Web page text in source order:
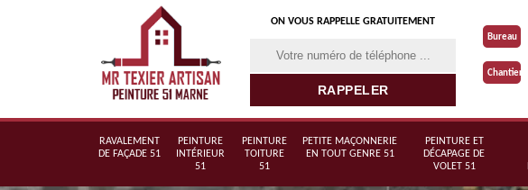
ON VOUS RAPPELLE GRATUITEMENT
Bureau
Chantier
RAVALEMENT
DE FAÇADE 51
PEINTURE
INTÉRIEUR
51
PEINTURE
TOITURE
51
PETITE MAÇONNERIE
EN TOUT GENRE 51
PEINTURE ET
DÉCAPAGE DE
VOLET 51